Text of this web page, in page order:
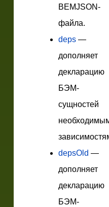
BEMJSON-
файла.
deps —
дополняет
декларацию
БЭМ-
сущностей
depsOld —
дополняет
декларацию
БЭМ-